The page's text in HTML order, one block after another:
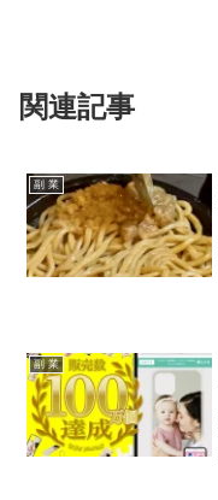
関連記事
副 業
副 業